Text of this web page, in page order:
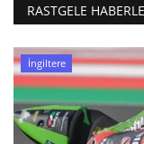
RASTGELE
İngiltere